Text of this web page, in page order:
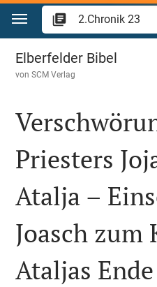
Zum Inhalt springen
2.Chronik 23
Elberfelder Bibel
vonSCM Verlag
Priesters
Atalja –
Joasch zum
Ataljas